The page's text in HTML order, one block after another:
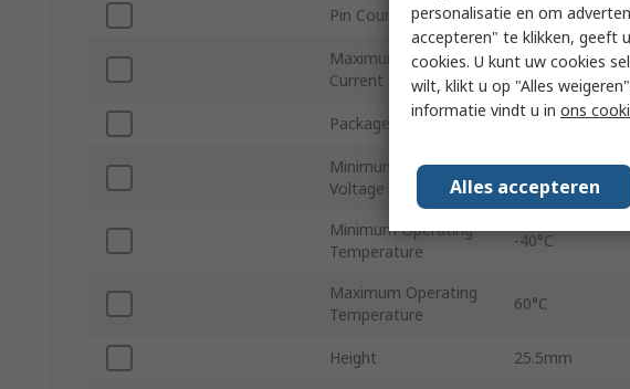
Pin Count 5
Maximum Output
Current
1000mA
Package Type Potted
Minimum Input
Voltage
85V ac
Minimum Operating
Temperature
-40°C
Maximum Operating
Temperature
60°C
Height 25.5mm
personalisatie en om
accepteren" te klikken, geeft
cookies. U kunt uw cookies
wilt, klikt u op "Alles
informatie vindt u in ons
Alles accepteren